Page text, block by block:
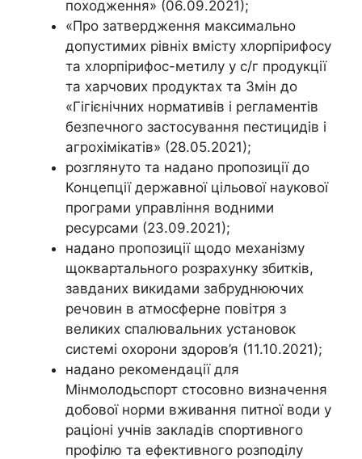
походження» (06.09.2021);
«Про затвердження максимально
допустимих рівніх вмісту хлорпірифосу
та хлорпірифос-метилу у с/г продукції
та харчових продуктах та Змін до
«Гігієнічних нормативів і регламентів
безпечного застосування пестицидів і
агрохімікатів» (28.05.2021);
розглянуто та надано пропозиції до
Концепції державної цільової наукової
програми управління водними
ресурсами (23.09.2021);
надано пропозиції щодо механізму
щоквартального розрахунку збитків,
завданих викидами забруднюючих
речовин в атмосферне повітря з
великих спалювальних установок
системі охорони здоров’я (11.10.2021);
надано рекомендації для
Мінмолодьспорт стосовно визначення
добової норми вживання питної води у
раціоні учнів закладів спортивного
профілю та ефективного розподілу